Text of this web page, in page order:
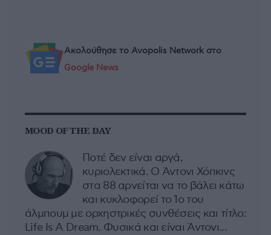
Ακολούθησε το Avopolis Network στο
Google News
MOOD OF THE DAY
Ποτέ δεν είναι αργά,
κυριολεκτικά. Ο Άντονι Χόπκινς
στα 88 αρνείται να το βάλει κάτω
και κυκλοφορεί το 1ο του
άλμπουμ με ορχηστρικές συνθέσεις και τίτλο:
Life Is A Dream. Φυσικά και είναι Άντονι...